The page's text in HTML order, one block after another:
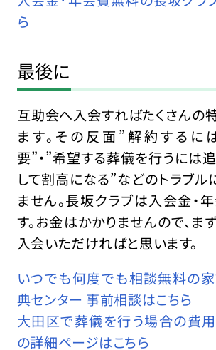
ら
最後に
互助会へ入会すればたくさんの
ます。その反面”解約するに
要”・”希望する葬儀を行うには
して割高になる”などのトラブル
ません。長坂クラブは入会金・
す。お金はかかりませんので、
入会いただければと思います。
いつでも何度でも相談無料の
典センター 事前相談はこちら
大田区で葬儀を行う場合の費
の詳細ページはこちら